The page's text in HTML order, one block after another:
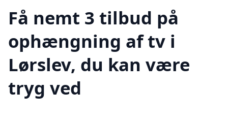
Få nemt 3 tilbud på
ophængning af tv i
Lørslev, du kan være
tryg ved